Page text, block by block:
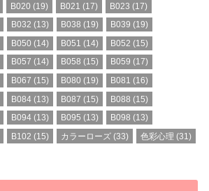
B020 (19) B021 (17) B023 (17)
B032 (13) B038 (19) B039 (19)
B050 (14) B051 (14) B052 (15)
B057 (14) B058 (15) B059 (17)
B067 (15) B080 (19) B081 (16)
B084(13) B087 (15) B088 (15)
B094(13) B095 (13) B098 (13)
B102 (15) カラーローズ (33) 色彩心理 (31)